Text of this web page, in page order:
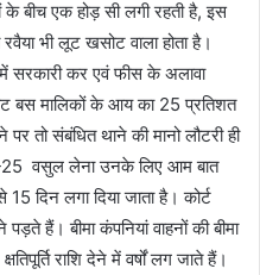
के बीच एक होड़ सी लगी रहती है, इस
भी लूट खसोट वाला होता है।
सरकारी कर एवं फीस के अलावा
बस मालिकों के आय का 25 प्रतिशत
पर तो संबंधित थाने की मानो लौटरी ही
25 वसुल लेना उनके लिए आम बात
दिन लगा दिया जाता है। कोर्ट
हैं। बीमा कंपनियां वाहनों की बीमा
राशि देने में वर्षों लग जाते हैं।